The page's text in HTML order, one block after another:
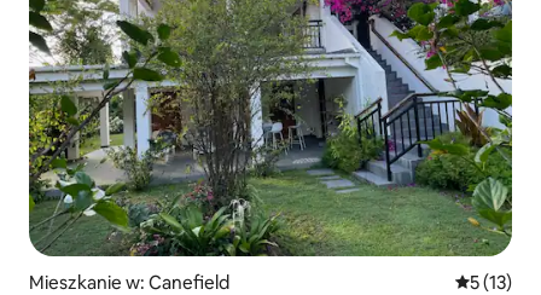
Mieszkanie w: Canefield Średnia
5 (13)